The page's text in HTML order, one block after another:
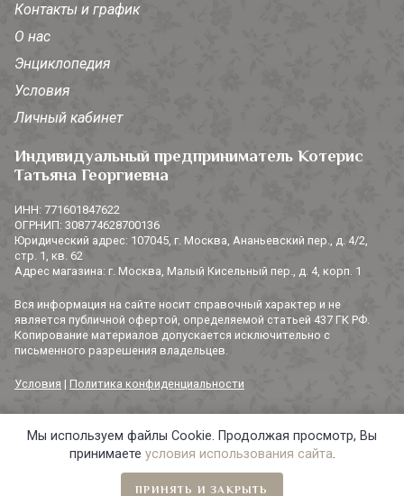
Контакты и график
О нас
Энциклопедия
Условия
Личный кабинет
Индивидуальный предприниматель Котерис
Татьяна Георгиевна
ИНН: 771601847622
ОГРНИП: 308774628700136
Юридический адрес: 107045, г. Москва, Ананьевский пер., д. 4/2,
стр. 1, кв. 62
Адрес магазина: г. Москва, Малый Кисельный пер., д. 4, корп. 1
Вся информация на сайте носит справочный характер и не
является публичной офертой, определяемой статьей 437 ГК РФ.
Копирование материалов допускается исключительно с
письменного разрешения владельцев.
Условия | Политика конфиденциальности
© 2014-2026 «3 СОРОКИ». Все права защищены.
Мы используем файлы Cookie. Продолжая просмотр, Вы
принимаете условия использования сайта.
ПРИНЯТЬ И ЗАКРЫТЬ